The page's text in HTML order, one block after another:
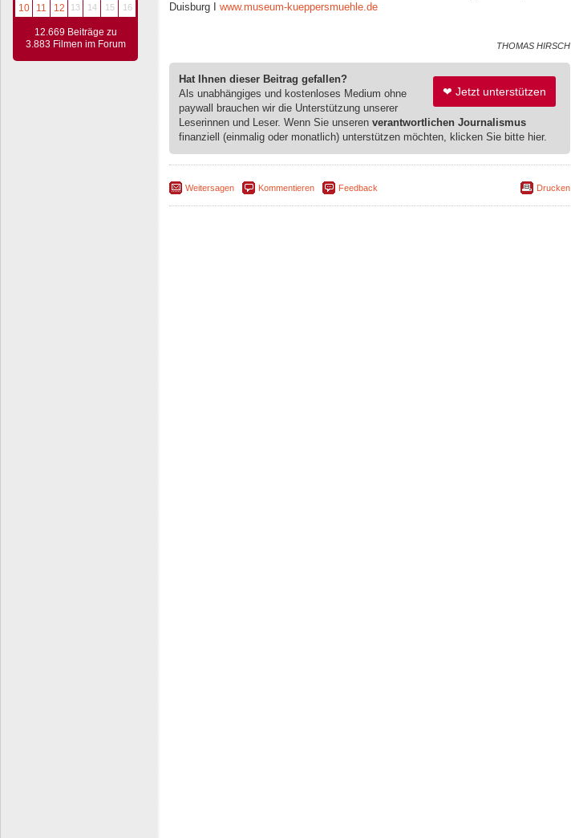
10
11 12 13 14 15 16
12.669 Beiträge zu
3.883 Filmen im Forum
Duisburg I www.museum-kueppersmuehle.de
THOMAS HIRSCH
❤ Jetzt unterstützen
Hat Ihnen dieser Beitrag gefallen?
Als unabhängiges und kostenloses Medium ohne
paywall brauchen wir die Unterstützung unserer
Leserinnen und Leser. Wenn Sie unseren verantwortlichen Journalismus
finanziell (einmalig oder monatlich) unterstützen möchten, klicken Sie bitte hier.
Weitersagen Kommentieren Feedback Drucken